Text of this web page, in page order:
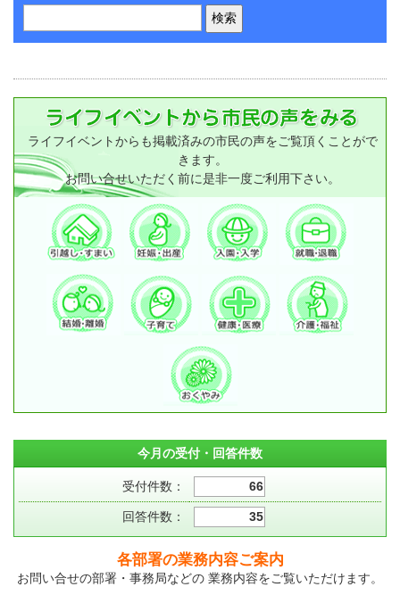
ライフイベントからも掲載済みの市民の声をご覧頂くことがで
きます。
お問い合せいただく前に是非一度ご利用下さい。
今月の受付・回答件数
受付件数： 66
回答件数： 35
各部署の業務内容ご案内
お問い合せの部署・事務局などの 業務内容をご覧いただけます。